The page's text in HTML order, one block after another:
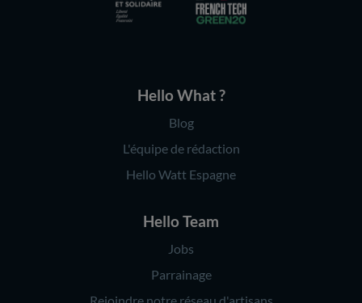
Hello What ?
Blog
L'équipe de rédaction
Hello Watt Espagne
Hello Team
Jobs
Parrainage